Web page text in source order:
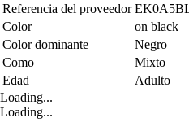
Referencia del proveedor
Color
on black
Color dominante
Negro
Como
Mixto
Edad
Adulto
Loading...
Loading...